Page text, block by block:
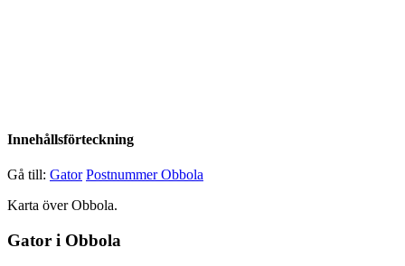
Innehållsförteckning
Gå till: Gator Postnummer Obbola
Karta över Obbola.
Gator i Obbola